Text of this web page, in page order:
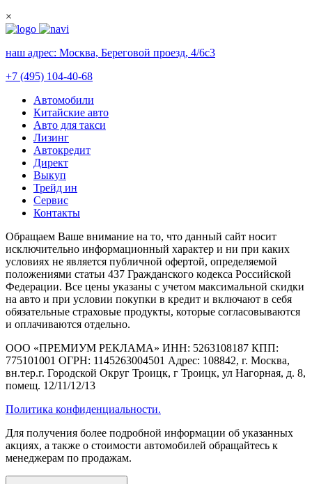
×
наш адрес: Москва, Береговой проезд, 4/6с3
+7 (495) 104-40-68
Автомобили
Китайские авто
Авто для такси
Лизинг
Автокредит
Директ
Выкуп
Трейд ин
Сервис
Контакты
Обращаем Ваше внимание на то, что данный сайт носит
исключительно информационный характер и ни при каких
условиях не является публичной офертой, определяемой
положениями статьи 437 Гражданского кодекса Российской
Федерации. Все цены указаны с учетом максимальной скидки
на авто и при условии покупки в кредит и включают в себя
обязательные страховые продукты, которые согласовываются
и оплачиваются отдельно.
ООО «ПРЕМИУМ РЕКЛАМА» ИНН: 5263108187 КПП:
775101001 ОГРН: 1145263004501 Адрес: 108842, г. Москва,
вн.тер.г. Городской Округ Троицк, г Троицк, ул Нагорная, д. 8,
помещ. 12/11/12/13
Политика конфиденциальности.
Для получения более подробной информации об указанных
акциях, а также о стоимости автомобилей обращайтесь к
менеджерам по продажам.